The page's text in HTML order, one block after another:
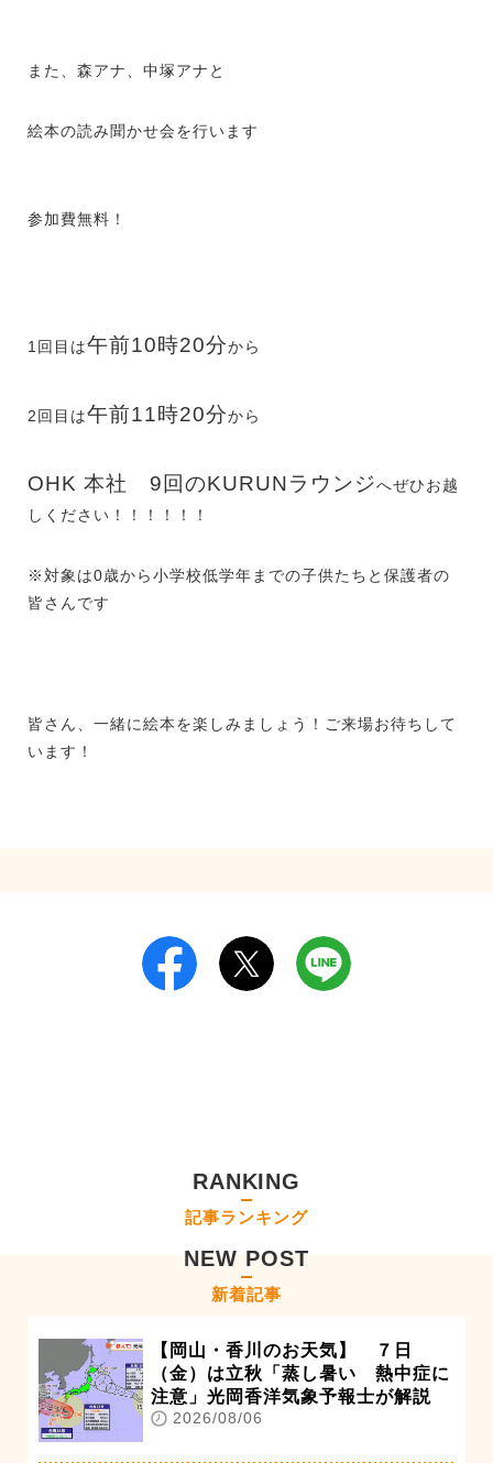
また、森アナ、中塚アナと
絵本の読み聞かせ会を行います
参加費無料！
1回目は午前10時20分から
2回目は午前11時20分から
OHK 本社 9回のKURUNラウンジへぜひお越
しください！！！！！！
※対象は0歳から小学校低学年までの子供たちと保護者の
皆さんです
皆さん、一緒に絵本を楽しみましょう！ご来場お待ちして
います！
RANKING
記事ランキング
NEW POST
新着記事
【岡山・香川のお天気】 ７日
（金）は立秋「蒸し暑い 熱中症に
注意」光岡香洋気象予報士が解説
2026/08/06